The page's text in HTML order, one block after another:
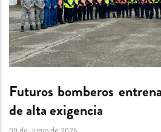
Futuros bomberos
de alta exigencia